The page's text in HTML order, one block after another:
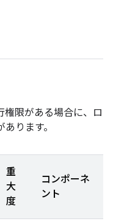
権限がある場合に、ロ
ります。
重
大
度
コンポーネ
ント